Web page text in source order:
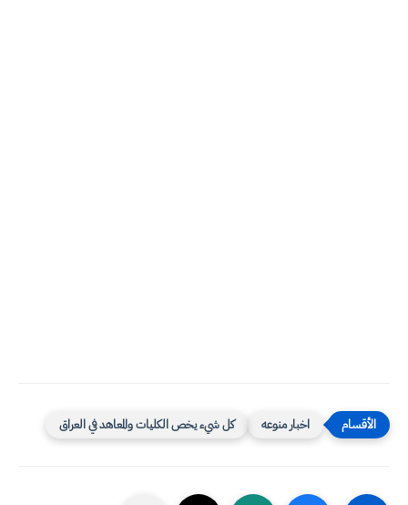
اخبار منوعه كل شيء يخص الكليات والمعاهد في العراق